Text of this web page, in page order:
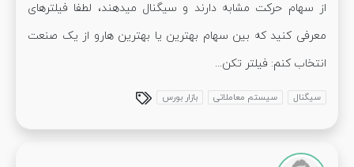
از سهام حرکت مشابه دارند و سیگنال میدهند، لطفا فیلترهای
معرفی کنید که بین سهام بهترین یا بهترین هارو از یک صنعت
انتخاب کنم: فیلتر تکن...
سیگنال سیستم معاملاتی بازار بورس